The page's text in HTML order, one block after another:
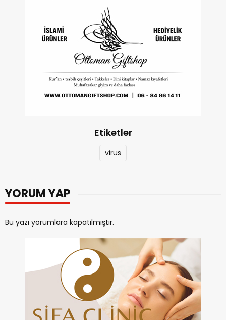
Etiketler
virüs
YORUM YAP
Bu yazı yorumlara kapatılmıştır.